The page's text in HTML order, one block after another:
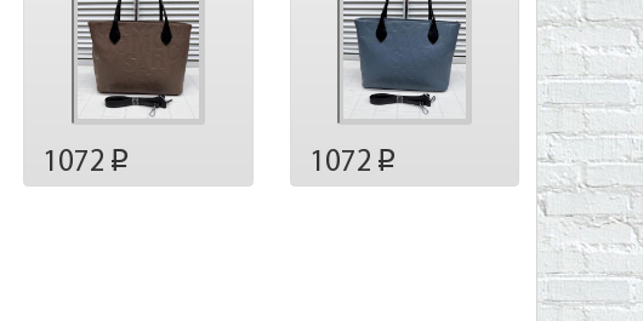
1072 p 1072 p